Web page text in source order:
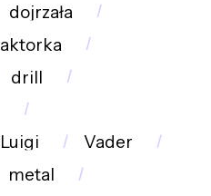
dojrzała
aktorka
drill
Luigi
Vader
metal